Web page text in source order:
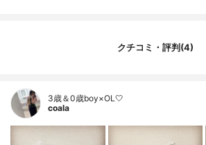
クチコミ・評判(4)
3歳＆0歳boy×OL🤍
coala